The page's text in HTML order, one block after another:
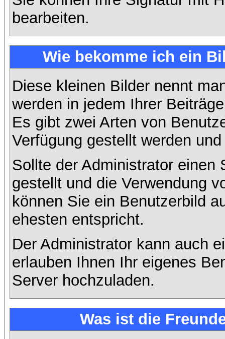
bearbeiten.
Wie bekomme ich ein
Diese kleinen Bilder nennt
werden in jedem Ihrer
Es gibt zwei Arten von
Verfügung gestellt werden
Sollte der Administrator einen
gestellt und die Verwendung
können Sie ein Benutzerbild
ehesten entspricht.
Der Administrator kann auch
erlauben Ihnen Ihr eigenes
Server hochzuladen.
Was ist die